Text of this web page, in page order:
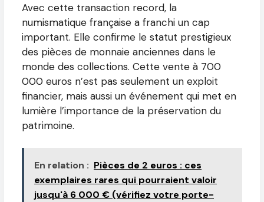
Avec cette transaction record, la
numismatique française a franchi un cap
important. Elle confirme le statut prestigieux
des pièces de monnaie anciennes dans le
monde des collections. Cette vente à 700
000 euros n’est pas seulement un exploit
financier, mais aussi un événement qui met en
lumière l’importance de la préservation du
patrimoine.
En relation : Pièces de 2 euros : ces
exemplaires rares qui pourraient valoir
jusqu'à 6 000 € (vérifiez votre porte-